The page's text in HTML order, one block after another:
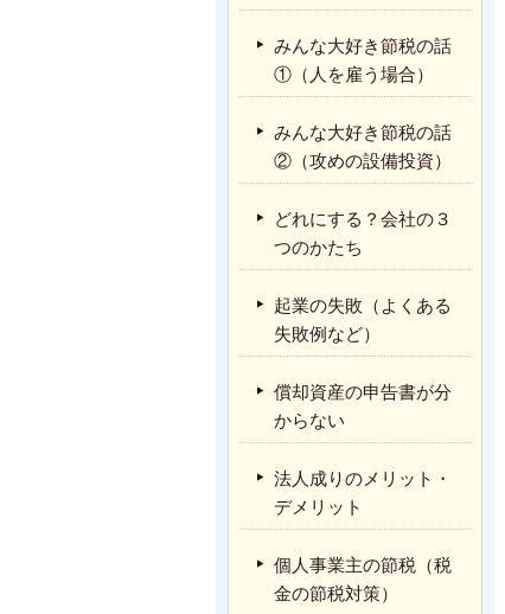
みんな大好き節税の話
①（人を雇う場合）
みんな大好き節税の話
②（攻めの設備投資）
どれにする？会社の３
つのかたち
起業の失敗（よくある
失敗例など）
償却資産の申告書が分
からない
法人成りのメリット・
デメリット
個人事業主の節税（税
金の節税対策）